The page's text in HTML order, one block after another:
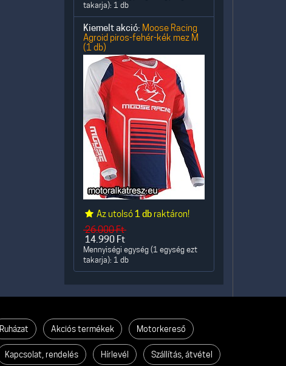
takarja): 1 db
Kiemelt akció: Moose Racing
Agroid piros-fehér-kék mez M
(1 db)
Az utolsó 1 db raktáron!
26.000Ft
14.990 Ft
Mennyiségi egység (1 egység ezt
takarja): 1 db
Ruházat Akciós termékek Motorkereső
Kapcsolat, rendelés Hírlevél Szállítás, átvétel